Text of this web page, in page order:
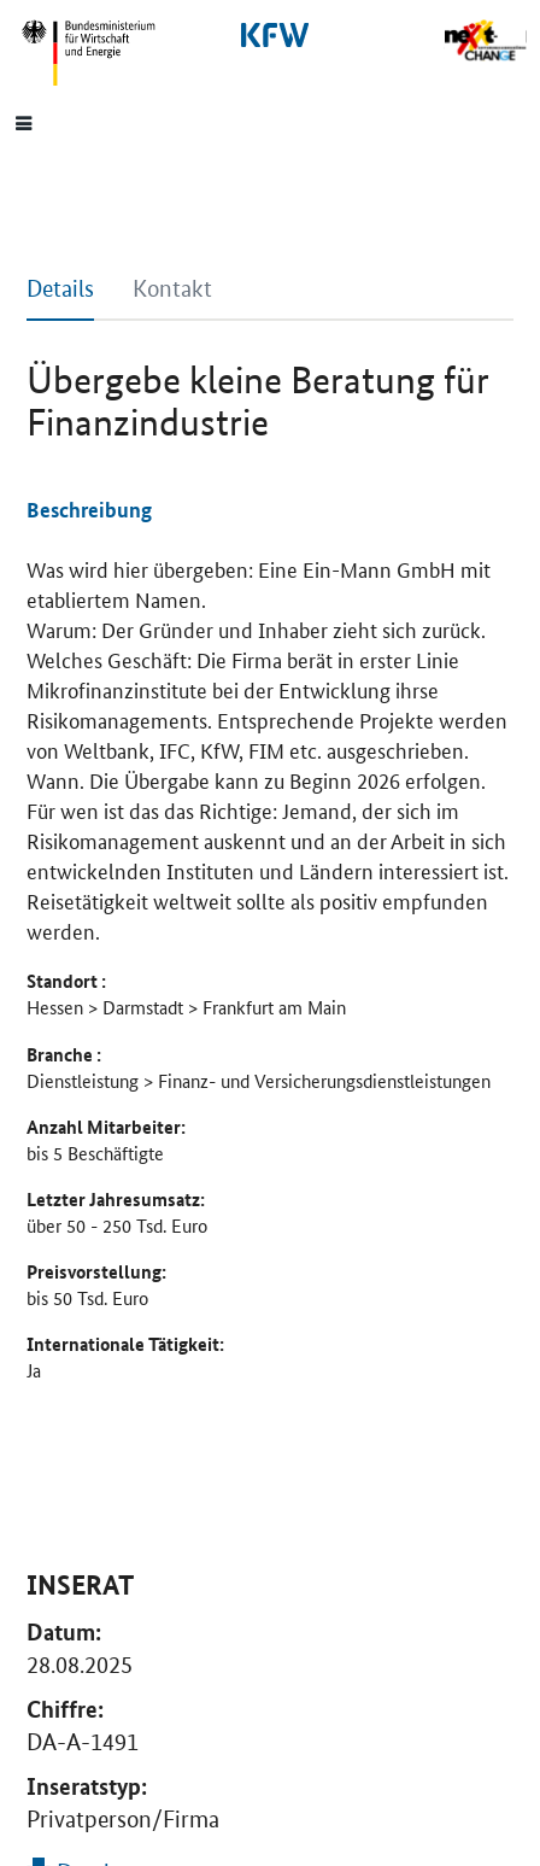
SrOnlyNavigation
Hauptmenü
Details Kontakt
Übergebe kleine Beratung für
Finanzindustrie
Details
Beschreibung
Was wird hier übergeben: Eine Ein-Mann GmbH mit
etabliertem Namen.
Warum: Der Gründer und Inhaber zieht sich zurück.
Welches Geschäft: Die Firma berät in erster Linie
Mikrofinanzinstitute bei der Entwicklung ihrse
Risikomanagements. Entsprechende Projekte werden
von Weltbank, IFC, KfW, FIM etc. ausgeschrieben.
Wann. Die Übergabe kann zu Beginn 2026 erfolgen.
Für wen ist das das Richtige: Jemand, der sich im
Risikomanagement auskennt und an der Arbeit in sich
entwickelnden Instituten und Ländern interessiert ist.
Reisetätigkeit weltweit sollte als positiv empfunden
werden.
Standort :
Hessen > Darmstadt > Frankfurt am Main
Branche :
Dienstleistung > Finanz- und Versicherungsdienstleistungen
Anzahl Mitarbeiter:
bis 5 Beschäftigte
Letzter Jahresumsatz:
über 50 - 250 Tsd. Euro
Preisvorstellung:
bis 50 Tsd. Euro
Internationale Tätigkeit:
Ja
INSERAT
Datum:
28.08.2025
Chiffre:
DA-A-1491
Inseratstyp:
Privatperson/Firma